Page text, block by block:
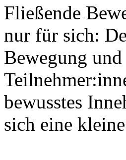
Fließende
nur für sich:
Bewegung
bewusstes
sich eine